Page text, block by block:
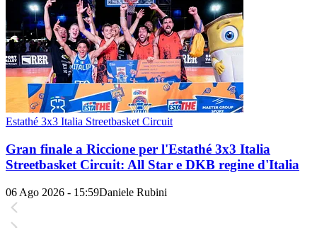
Estathé 3x3 Italia Streetbasket Circuit
Gran finale a Riccione per l'Estathé 3x3 Italia
Streetbasket Circuit: All Star e DKB regine d'Italia
06 Ago 2026 - 15:59Daniele Rubini